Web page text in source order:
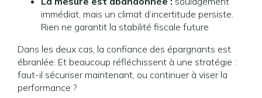
immédiat, mais un climat d’incertitude persiste.
Rien ne garantit la stabilité fiscale future
Dans les deux cas, la confiance des épargnants est
ébranlée. Et beaucoup réfléchissent à une stratégie :
faut-il sécuriser maintenant, ou continuer à viser la
performance ?